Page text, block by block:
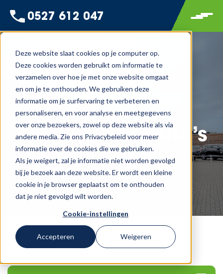
Deze website slaat cookies op je computer op.
Deze cookies worden gebruikt om informatie te
verzamelen over hoe je met onze website omgaat
en om je te onthouden. We gebruiken deze
informatie om je surfervaring te verbeteren en
personaliseren, en voor analyse en meetgegevens
over onze bezoekers, zowel op deze website als via
andere media. Zie ons Privacybeleid voor meer
informatie over de cookies die we gebruiken.
Als je weigert, zal je informatie niet worden gevolgd
bij je bezoek aan deze website. Er wordt een kleine
cookie in je browser geplaatst om te onthouden
dat je niet gevolgd wilt worden.
Cookie-instellingen
Accepteren Weigeren
0527 612 047
Bekijk de17auto’s
Home Voertuig